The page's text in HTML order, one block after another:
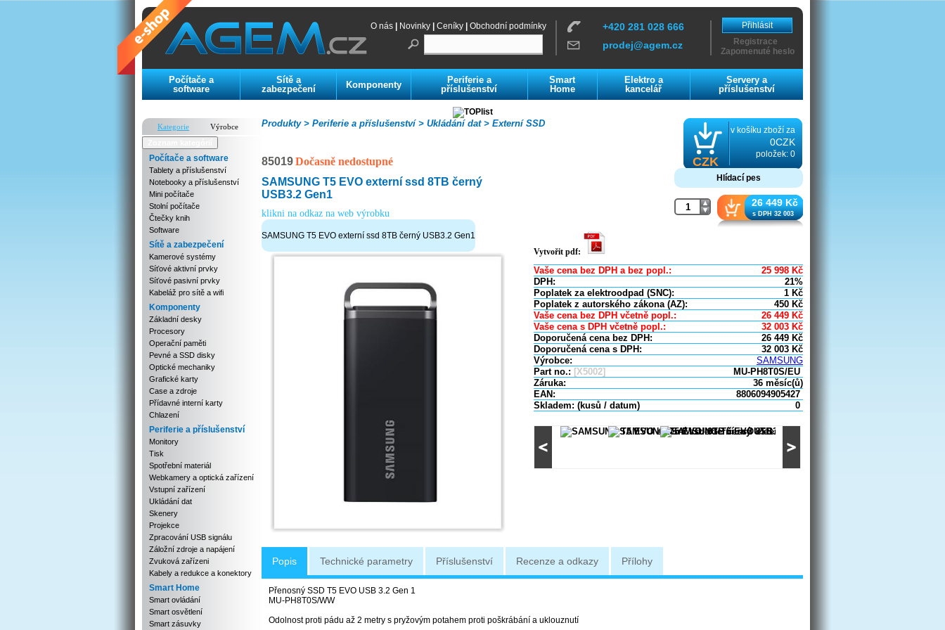
O nás Novinky Ceníky Obchodní podmínky
+420 281 028 666
prodej@agem.cz
Přihlásit
Registrace
Zapomenuté heslo
Počítače a
software
Sítě a
zabezpečení
Komponenty
Periferie a
příslušenství
Smart
Home
Elektro a
kancelář
Servery a
příslušenství
Kategorie
Výrobce
Počítače a software
Tablety a příslušenství
Notebooky a příslušenství
Mini počítače
Stolní počítače
Čtečky knih
Software
Sítě a zabezpečení
Kamerové systémy
Síťové aktivní prvky
Síťové pasivní prvky
Kabeláž pro sítě a wifi
Komponenty
Základní desky
Procesory
Operační paměti
Pevné a SSD disky
Optické mechaniky
Grafické karty
Case a zdroje
Přídavné interní karty
Chlazení
Periferie a příslušenství
Monitory
Tisk
Spotřební materiál
Webkamery a optická zařízení
Vstupní zařízení
Ukládání dat
Skenery
Projekce
Zpracování USB signálu
Záložní zdroje a napájení
Zvuková zařízeni
Kabely a redukce a konektory
Smart Home
Smart ovládání
Smart osvětlení
Smart zásuvky
Externí SSD
Ukládání dat >
Periferie a příslušenství >
Produkty >
CZK
v košíku zboží za
0CZK
položek: 0
85019Dočasně nedostupné
SAMSUNG T5 EVO externí ssd 8TB černý
USB3.2 Gen1
klikni na odkaz na web výrobku
SAMSUNG T5 EVO externí ssd 8TB černý USB3.2 Gen1
Hlídací pes
26 449 Kč
s DPH 32 003
Vytvořit pdf:
Vaše cena bez DPH a bez popl.: 25 998 Kč
DPH:
21%
Poplatek za elektroodpad (SNC):
1 Kč
Poplatek z autorského zákona (AZ):
450 Kč
Vaše cena bez DPH včetně popl.:
26 449 Kč
Vaše cena s DPH včetně popl.:
32 003 Kč
Doporučená cena bez DPH:
26 449 Kč
Doporučená cena s DPH:
32 003 Kč
Výrobce:
SAMSUNG
Part no.: [X5002]
MU-PH8T0S/EU
Záruka:
36 měsíc(ů)
EAN:
8806094905427
Skladem: (kusů / datum)
0
Popis Technické parametry Příslušenství Recenze a odkazy Přílohy
Přenosný SSD T5 EVO USB 3.2 Gen 1
MU-PH8T0S/WW
Odolnost proti pádu až 2 metry s pryžovým potahem proti poškrábání a uklouznutí